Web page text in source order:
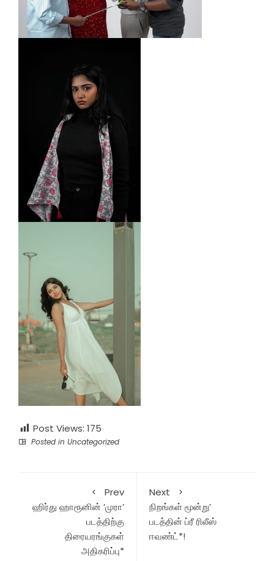
Post Views: 175
Posted in Uncategorized
Prev
ஹிர்து ஹாரூனின் ‘முரா’
படத்திற்கு
திரையரங்குகள்
அதிகரிப்பு*
Next
நிறங்கள் மூன்று’
படத்தின் ப்ரீ ரிலீஸ்
ஈவண்ட்*!